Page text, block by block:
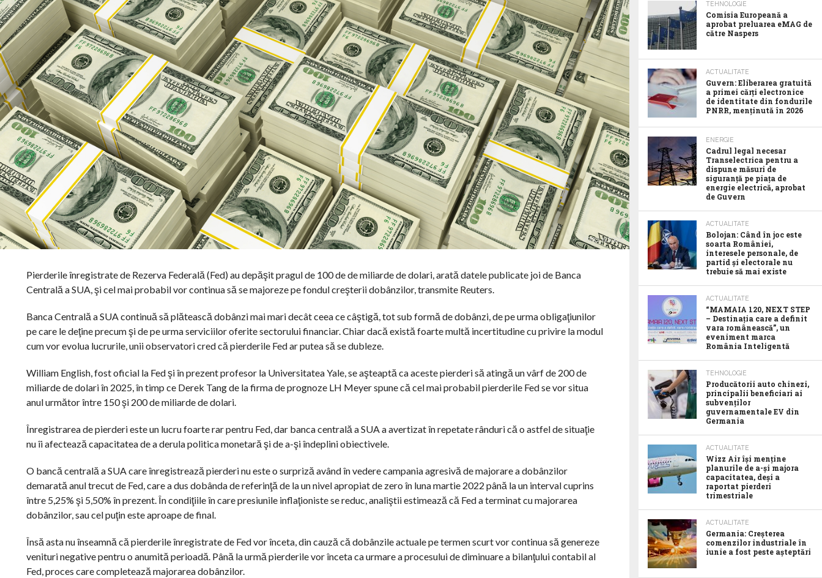
FOTO: ISTOCK
Pierderile înregistrate de Rezerva Federală (Fed) au depăşit pragul de 100 de de miliarde de dolari, arată datele publicate joi de Banca
Centrală a SUA, şi cel mai probabil vor continua să se majoreze pe fondul creşterii dobânzilor, transmite Reuters.
Banca Centrală a SUA continuă să plătească dobânzi mai mari decât ceea ce câştigă, tot sub formă de dobânzi, de pe urma obligaţiunilor
pe care le deţine precum şi de pe urma serviciilor oferite sectorului financiar. Chiar dacă există foarte multă incertitudine cu privire la modul
cum vor evolua lucrurile, unii observatori cred că pierderile Fed ar putea să se dubleze.
William English, fost oficial la Fed şi în prezent profesor la Universitatea Yale, se aşteaptă ca aceste pierderi să atingă un vârf de 200 de
miliarde de dolari în 2025, în timp ce Derek Tang de la firma de prognoze LH Meyer spune că cel mai probabil pierderile Fed se vor situa
anul următor între 150 şi 200 de miliarde de dolari.
Înregistrarea de pierderi este un lucru foarte rar pentru Fed, dar banca centrală a SUA a avertizat în repetate rânduri că o astfel de situaţie
nu îi afectează capacitatea de a derula politica monetară şi de a-şi îndeplini obiectivele.
O bancă centrală a SUA care înregistrează pierderi nu este o surpriză având în vedere campania agresivă de majorare a dobânzilor
demarată anul trecut de Fed, care a dus dobânda de referinţă de la un nivel apropiat de zero în luna martie 2022 până la un interval cuprins
între 5,25% şi 5,50% în prezent. În condiţiile în care presiunile inflaţioniste se reduc, analiştii estimează că Fed a terminat cu majorarea
dobânzilor, sau cel puţin este aproape de final.
Însă asta nu înseamnă că pierderile înregistrate de Fed vor înceta, din cauză că dobânzile actuale pe termen scurt vor continua să genereze
venituri negative pentru o anumită perioadă. Până la urmă pierderile vor înceta ca urmare a procesului de diminuare a bilanţului contabil al
Fed, proces care completează majorarea dobânzilor.
TEHNOLOGIE
Comisia Europeană a
aprobat preluarea eMAG de
către Naspers
ACTUALITATE
Guvern: Eliberarea gratuită
a primei cărți electronice
de identitate din fondurile
PNRR, menținută în 2026
ENERGIE
Cadrul legal necesar
Transelectrica pentru a
dispune măsuri de
siguranță pe piața de
energie electrică, aprobat
de Guvern
ACTUALITATE
Bolojan: Când în joc este
soarta României,
interesele personale, de
partid și electorale nu
trebuie să mai existe
ACTUALITATE
“MAMAIA 120, NEXT STEP
– Destinația care a definit
vara românească”, un
eveniment marca
România Inteligentă
TEHNOLOGIE
Producătorii auto chinezi,
principalii beneficiari ai
subvenților
guvernamentale EV din
Germania
ACTUALITATE
Wizz Air își menține
planurile de a-și majora
capacitatea, deși a
raportat pierderi
trimestriale
ACTUALITATE
Germania: Creșterea
comenzilor industriale în
iunie a fost peste așteptări